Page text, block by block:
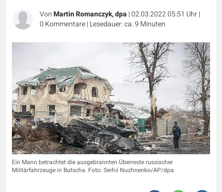
VonMartin Romanczyk, dpa |02.03.2022 05:51 Uhr|
0 Kommentare| Lesedauer: ca. 9 Minuten
Ein Mann betrachtet die ausgebrannten Überreste russischer
Militärfahrzeuge in Butscha. Foto: Serhii Nuzhnenko/AP/dpa